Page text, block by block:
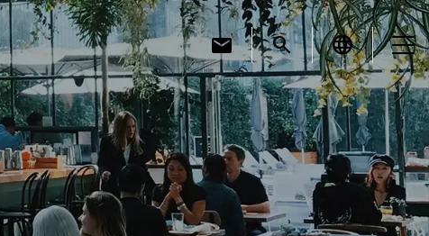
mail search language
お知らせ
お役立ちコラム